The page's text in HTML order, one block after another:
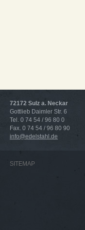
72172 Sulz a. Neckar
Gottlieb Daimler Str. 6
Tel. 0 74 54 / 96 80 0
Fax. 0 74 54 / 96 80 90
info@edelstahl.de
SITEMAP